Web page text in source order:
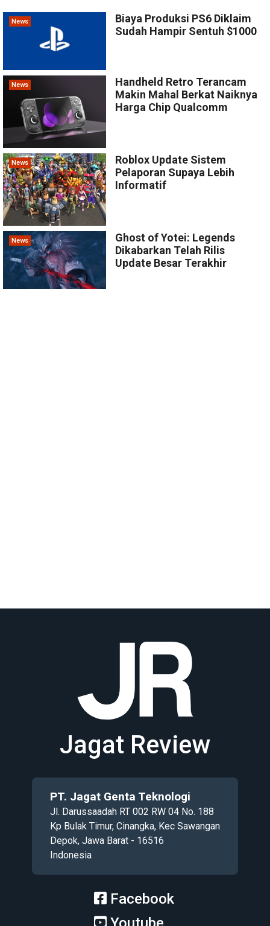
News
Biaya Produksi PS6 Diklaim
Sudah Hampir Sentuh $1000
News
Handheld Retro Terancam
Makin Mahal Berkat Naiknya
Harga Chip Qualcomm
News
Roblox Update Sistem
Pelaporan Supaya Lebih
Informatif
News
Ghost of Yotei: Legends
Dikabarkan Telah Rilis
Update Besar Terakhir
Jagat Review
PT. Jagat Genta Teknologi
Jl. Darussaadah RT 002 RW 04 No. 188
Kp Bulak Timur, Cinangka, Kec Sawangan
Depok, Jawa Barat - 16516
Indonesia
Facebook